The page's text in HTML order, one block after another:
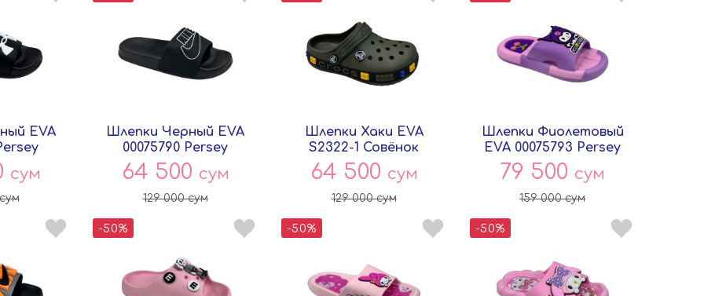
EVA
сум
Шлепки Черный EVA
00075790 Persey
64 500 сум
129 000сум
Шлепки Хаки EVA
S2322-1 Совёнок
64 500 сум
129 000сум
Шлепки Фиолетовый
EVA 00075793 Persey
79 500 сум
159 000сум
-50% -50% -50%